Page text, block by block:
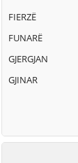
FIERZË
FUNARË
GJERGJAN
GJINAR